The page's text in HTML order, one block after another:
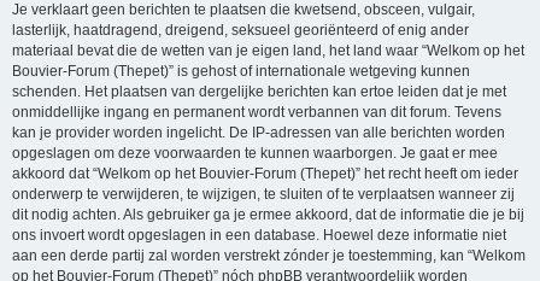
Je verklaart geen berichten te plaatsen die kwetsend, obsceen, vulgair,
lasterlijk, haatdragend, dreigend, seksueel georiënteerd of enig ander
materiaal bevat die de wetten van je eigen land, het land waar “Welkom op het
Bouvier-Forum (Thepet)” is gehost of internationale wetgeving kunnen
schenden. Het plaatsen van dergelijke berichten kan ertoe leiden dat je met
onmiddellijke ingang en permanent wordt verbannen van dit forum. Tevens
kan je provider worden ingelicht. De IP-adressen van alle berichten worden
opgeslagen om deze voorwaarden te kunnen waarborgen. Je gaat er mee
akkoord dat “Welkom op het Bouvier-Forum (Thepet)” het recht heeft om ieder
onderwerp te verwijderen, te wijzigen, te sluiten of te verplaatsen wanneer zij
dit nodig achten. Als gebruiker ga je ermee akkoord, dat de informatie die je bij
ons invoert wordt opgeslagen in een database. Hoewel deze informatie niet
aan een derde partij zal worden verstrekt zónder je toestemming, kan “Welkom
op het Bouvier-Forum (Thepet)” nóch phpBB verantwoordelijk worden